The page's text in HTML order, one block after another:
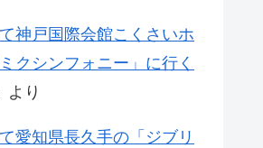
神戸国際会館こくさいホ
クシンフォニー」に行く
より
愛知県長久手の「ジブリ